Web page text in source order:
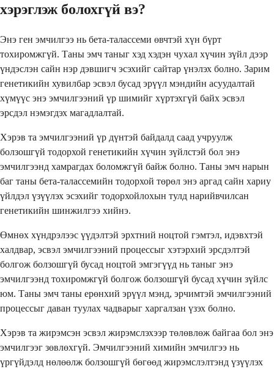
хэрэглэж болохгүй вэ?
Энэ ген эмчилгээ нь бета-талассеми өвчтэй хүн бүрт
тохиромжгүй. Таны эмч таныг хэд хэдэн чухал хүчин зүйл дээр
үндэслэн сайн нэр дэвшигч эсэхийг сайтар үнэлэх болно. Зарим
генетикийн хувилбар эсвэл бусад эрүүл мэндийн асуудалтай
хүмүүс энэ эмчилгээний үр шимийг хүртэхгүй байх эсвэл
эрсдэл нэмэгдэх магадлалтай.
Хэрэв та эмчилгээний үр дүнтэй байдалд саад учруулж
болзошгүй тодорхой генетикийн хүчин зүйлстэй бол энэ
эмчилгээнд хамрагдах боломжгүй байж болно. Таны эмч нарын
баг таны бета-талассемийн тодорхой төрөл энэ аргад сайн хариу
үйлдэл үзүүлэх эсэхийг тодорхойлохын тулд нарийвчилсан
генетикийн шинжилгээ хийнэ.
Өмнөх хүндрэлээс үүдэлтэй эрхтний ноцтой гэмтэл, идэвхтэй
халдвар, эсвэл эмчилгээний процессыг хэтэрхий эрсдэлтэй
болгож болзошгүй бусад ноцтой эмгэгүүд нь таныг энэ
эмчилгээнд тохиромжгүй болгож болзошгүй бусад хүчин зүйлс
юм. Таны эмч таны ерөнхий эрүүл мэнд, эрчимтэй эмчилгээний
процессыг даван туулах чадварыг харгалзан үзэх болно.
Хэрэв та жирэмсэн эсвэл жирэмслэхээр төлөвлөж байгаа бол энэ
эмчилгээг зөвлөхгүй. Эмчилгээний химийн эмчилгээ нь
үргүйдэлд нөлөөлж болзошгүй бөгөөд жирэмслэлтэнд үзүүлэх